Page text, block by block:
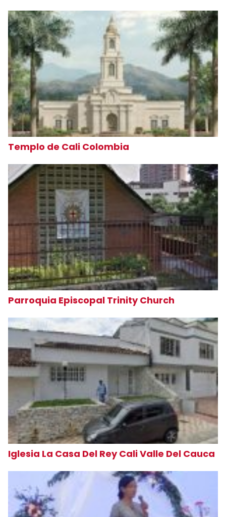
Templo de Cali Colombia
Parroquia Episcopal Trinity Church
Iglesia La Casa Del Rey Cali Valle Del Cauca